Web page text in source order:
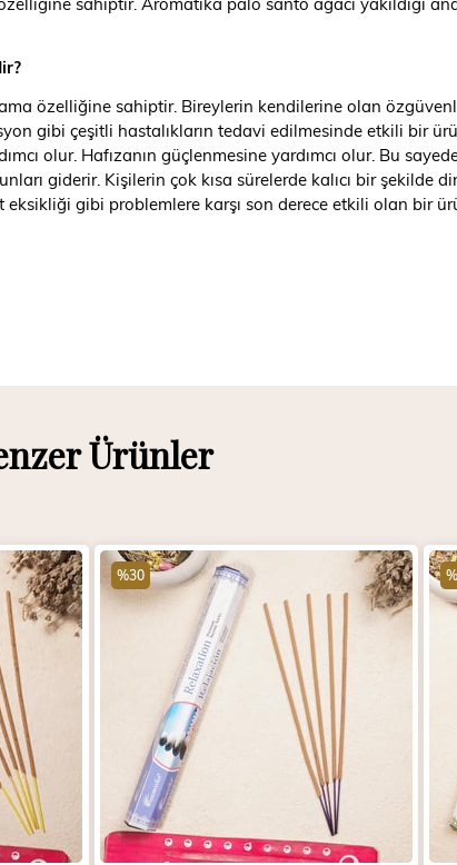
özelliğine sahiptir. Bireylerin kendilerine olan
gibi çeşitli hastalıkların tedavi edilmesinde etkili bir
olur. Hafızanın güçlenmesine yardımcı olur. Bu
giderir. Kişilerin çok kısa sürelerde kalıcı bir şekilde
gibi problemlere karşı son derece etkili olan bir
Ürünler
%30